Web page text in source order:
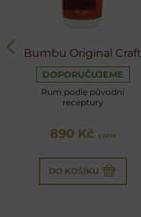
Bumbu Original Craft
DOPORUČUJEME
Rum podle původní
receptury
890 Kč s DPH
DO KOŠÍKU